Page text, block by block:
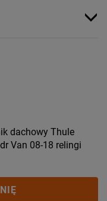
dachowy Thule
Van 08-18 relingi